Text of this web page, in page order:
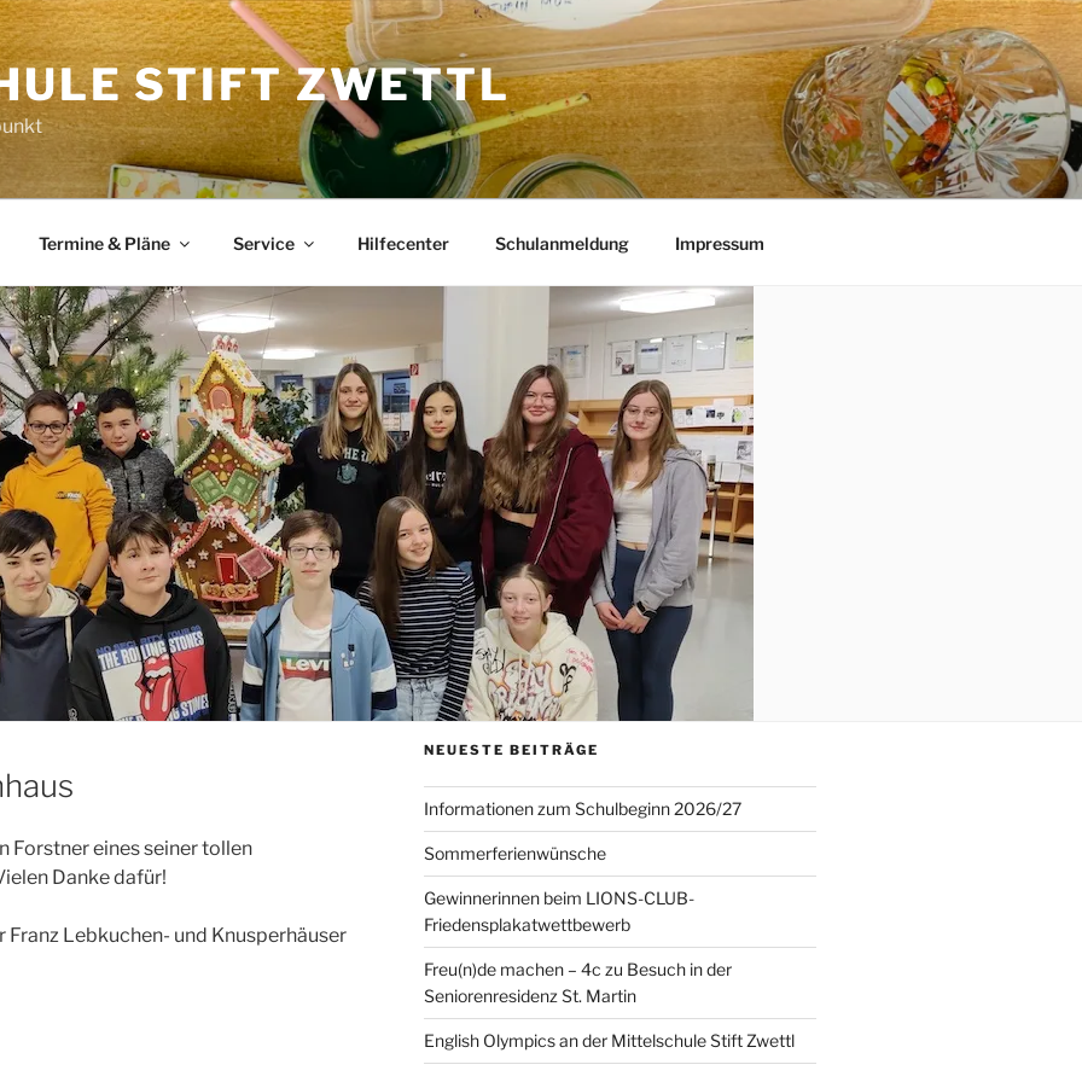
Termine & Pläne Service Hilfecenter Schulanmeldung Impressum
STIFT ZWETTL
Forstner eines seiner tollen
Danke dafür!
Franz Lebkuchen- und Knusperhäuser
NEUESTE BEITRÄGE
Informationen zum Schulbeginn 2026/27
Sommerferienwünsche
Gewinnerinnen beim LIONS-CLUB-
Friedensplakatwettbewerb
Freu(n)de machen – 4c zu Besuch in der
Seniorenresidenz St. Martin
English Olympics an der Mittelschule Stift Zwettl